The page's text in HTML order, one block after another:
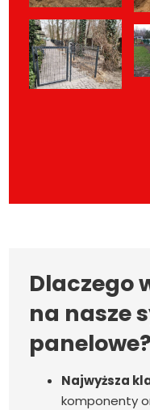
Dlaczego
na nasze
panelowe?
Najwyższa
komponenty